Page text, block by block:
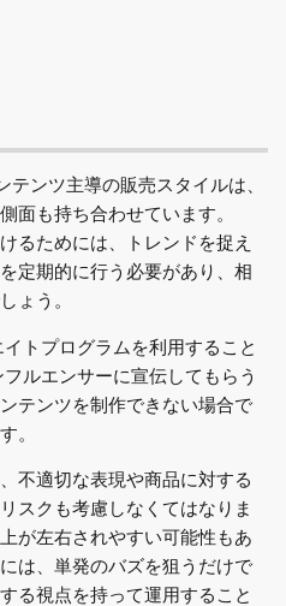
ンツ主導の販売スタイルは、
面も持ち合わせています。
るためには、トレンドを捉え
定期的に行う必要があり、相
ょう。
トプログラムを利用すること
ルエンサーに宣伝してもらう
テンツを制作できない場合で
。
不適切な表現や商品に対する
スクも考慮しなくてはなりま
が左右されやすい可能性もあ
は、単発のバズを狙うだけで
る視点を持って運用すること